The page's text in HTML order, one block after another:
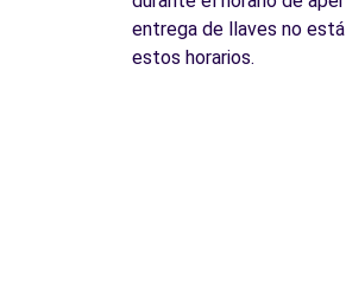
entrega de llaves no
estos horarios.